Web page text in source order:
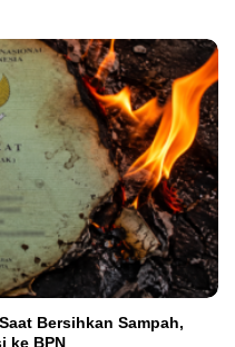
Bersihkan Sampah,
ke BPN